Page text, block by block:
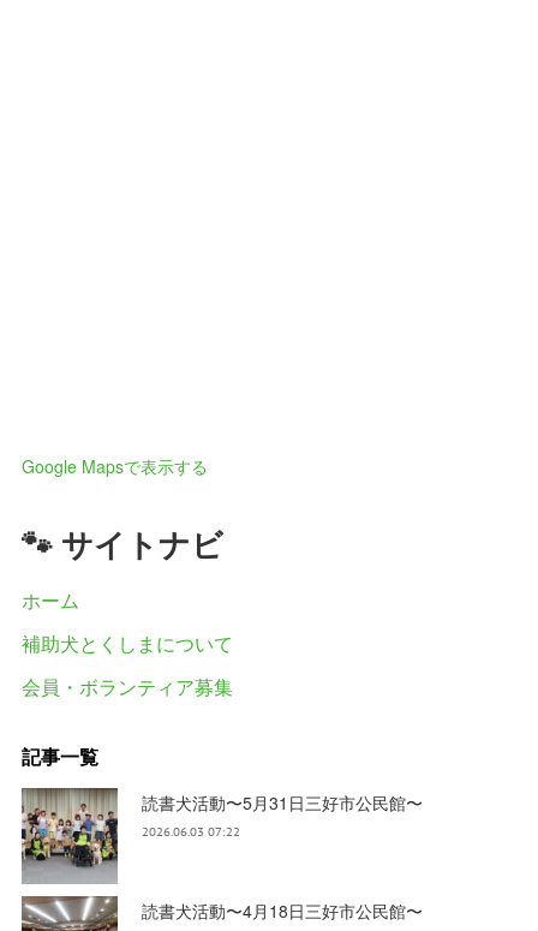
Google Mapsで表示する
🐾 サイトナビ
ホーム
補助犬とくしまについて
会員・ボランティア募集
記事一覧
読書犬活動〜5月31日三好市公民館〜
2026.06.03 07:22
読書犬活動〜4月18日三好市公民館〜